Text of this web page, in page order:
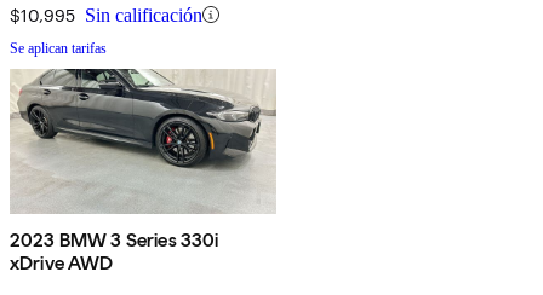
$10,995 Sin calificación
Se aplican tarifas
2023 BMW 3 Series 330i
xDrive AWD